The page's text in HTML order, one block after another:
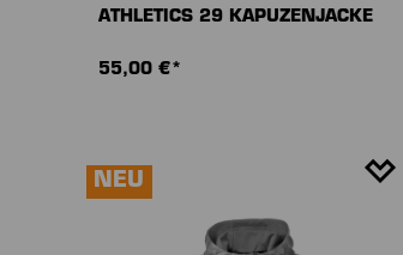
ATHLETICS 29 KAPUZENJACKE
55,00 €*
NEU